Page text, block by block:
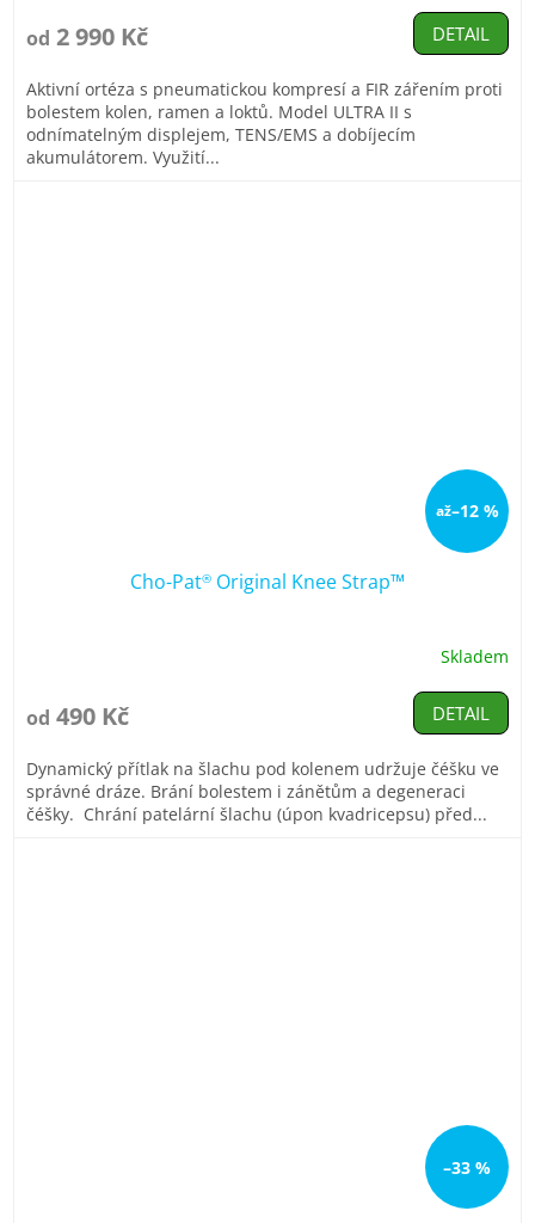
produktu
je
z
5
hvězdiček.
od 2 990 Kč DETAIL
Aktivní ortéza s pneumatickou kompresí a FIR zářením proti
bolestem kolen, ramen a loktů. Model ULTRA II s
odnímatelným displejem, TENS/EMS a dobíjecím
akumulátorem. Využití...
až–12 %
Cho-Pat® Original Knee Strap™
produktu
je
z
5
hvězdiček.
Skladem
od 490 Kč DETAIL
Dynamický přítlak na šlachu pod kolenem udržuje čéšku ve
správné dráze. Brání bolestem i zánětům a degeneraci
čéšky. Chrání patelární šlachu (úpon kvadricepsu) před...
–33 %